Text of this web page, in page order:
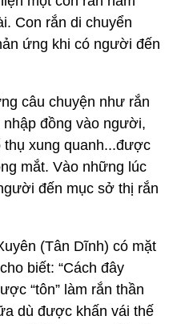
Con rắn di chuyển
ứng khi có người đến
câu chuyện như rắn
đồng vào người,
thụ xung quanh...được
mắt. Vào những lúc
đến mục sở thị rắn
(Tân Dĩnh) có mặt
biết: “Cách đây
“tôn” làm rắn thần
dù được khấn vái thế